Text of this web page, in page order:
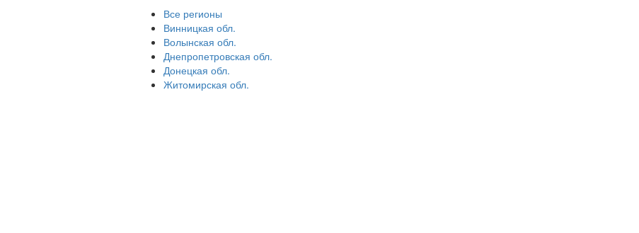
Все регионы
Винницкая обл.
Волынская обл.
Днепропетровская обл.
Донецкая обл.
Житомирская обл.